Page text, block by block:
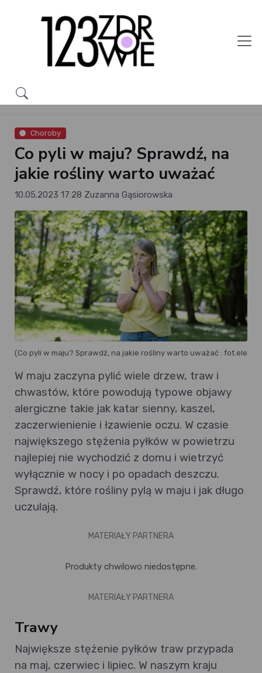
Choroby
Co pyli w maju? Sprawdź, na
jakie rośliny warto uważać
10.05.2023 17:28 Zuzanna Gąsiorowska
(Co pyli w maju? Sprawdź, na jakie rośliny warto uważać :
W maju zaczyna pylić wiele drzew, traw i
chwastów, które powodują typowe objawy
alergiczne takie jak katar sienny, kaszel,
zaczerwienienie i łzawienie oczu. W czasie
największego stężenia pyłków w powietrzu
najlepiej nie wychodzić z domu i wietrzyć
wyłącznie w nocy i po opadach deszczu.
Sprawdź, które rośliny pylą w maju i jak długo
uczulają.
MATERIAŁY PARTNERA
Produkty chwilowo niedostępne.
MATERIAŁY PARTNERA
Trawy
Największe stężenie pyłków traw przypada
na maj, czerwiec i lipiec. W naszym kraju